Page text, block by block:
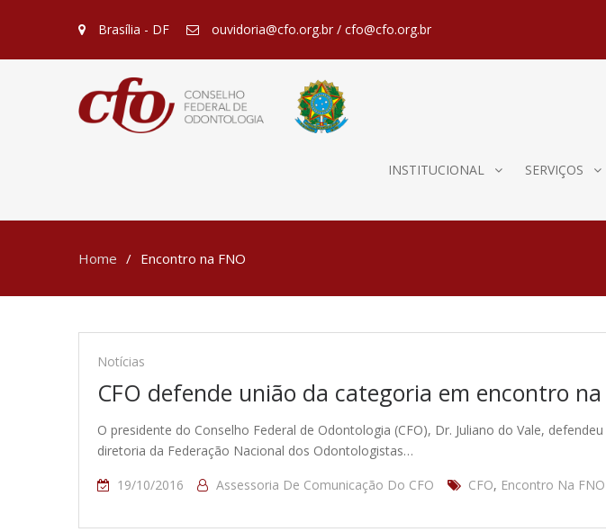
Brasília - DF ouvidoria@cfo.org.br / cfo@cfo.org.br
INSTITUCIONAL SERVIÇOS
Home Encontro na FNO
Notícias
CFO defende união da categoria em encontro na
O presidente do Conselho Federal de Odontologia (CFO), Dr. Juliano do Vale,
diretoria da Federação Nacional dos Odontologistas…
19/10/2016
Assessoria De Comunicação Do CFO CFO, Encontro Na FNO